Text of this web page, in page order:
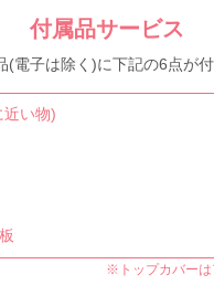
付属品サービス
(電子は除く)に下記の6点が
近い物)
※トップカバーは